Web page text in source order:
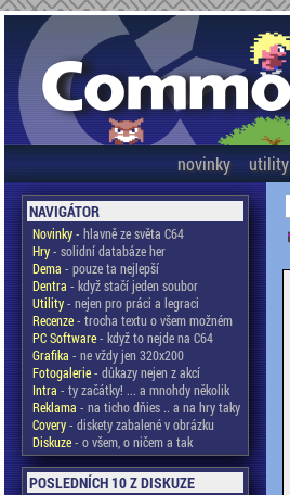
novinky utility
NAVIGÁTOR
Novinky- hlavně ze světa C64
Hry- solidní databáze her
Dema - pouze ta nejlepší
Dentra - když stačí jeden soubor
Utility- nejen pro práci a legraci
Recenze- trocha textu o všem možném
PC Software- když to nejde na C64
Grafika - ne vždy jen 320x200
Fotogalerie- důkazy nejen z akcí
Intra - ty začátky! ... a mnohdy několik
Reklama - na ticho dňies .. a na hry taky
Covery- diskety zabalené v obrázku
Diskuze- o všem, o ničem a tak
POSLEDNÍCH 10 Z DISKUZE